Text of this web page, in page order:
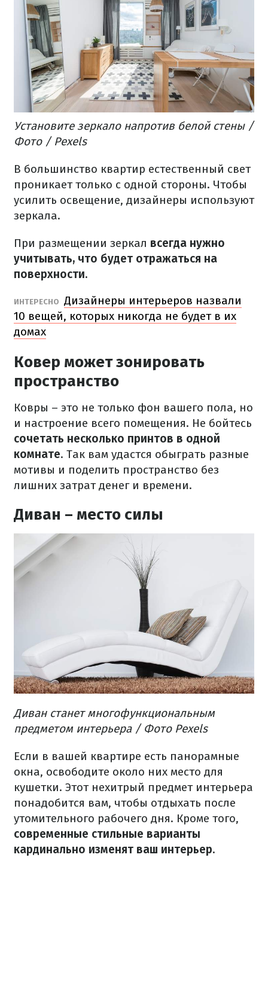
Установите зеркало напротив белой стены /
Фото / Pexels
В большинство квартир естественный свет
проникает только с одной стороны. Чтобы
усилить освещение, дизайнеры используют
зеркала.
При размещении зеркал всегда нужно
учитывать, что будет отражаться на
поверхности.
ИНТЕРЕСНО Дизайнеры интерьеров назвали
10 вещей, которых никогда не будет в их
домах
Ковер может зонировать
пространство
Ковры – это не только фон вашего пола, но
и настроение всего помещения. Не бойтесь
сочетать несколько принтов в одной
комнате. Так вам удастся обыграть разные
мотивы и поделить пространство без
лишних затрат денег и времени.
Диван – место силы
Диван станет многофункциональным
предметом интерьера / Фото Pexels
Если в вашей квартире есть панорамные
окна, освободите около них место для
кушетки. Этот нехитрый предмет интерьера
понадобится вам, чтобы отдыхать после
утомительного рабочего дня. Кроме того,
современные стильные варианты
кардинально изменят ваш интерьер.